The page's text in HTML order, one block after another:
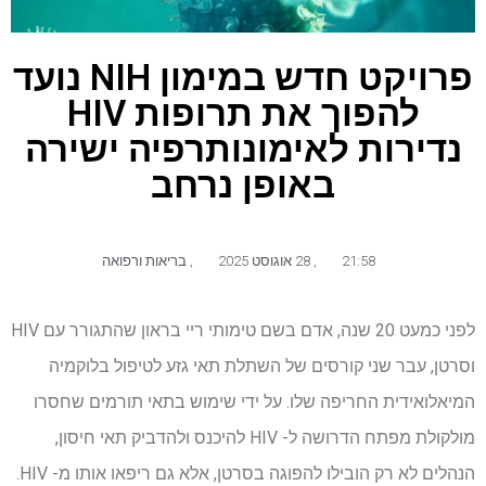
פרויקט חדש במימון NIH נועד
להפוך את תרופות HIV
נדירות לאימונותרפיה ישירה
באופן נרחב
21:58 בריאות ורפואה
לפני כמעט 20 שנה, אדם בשם טימותי ריי בראון שהתגורר עם HIV
וסרטן, עבר שני קורסים של השתלת תאי גזע לטיפול בלוקמיה
המיאלואידית החריפה שלו. על ידי שימוש בתאי תורמים שחסרו
מולקולת מפתח הדרושה ל- HIV להיכנס ולהדביק תאי חיסון,
הנהלים לא רק הובילו להפוגה בסרטן, אלא גם ריפאו אותו מ- HIV.